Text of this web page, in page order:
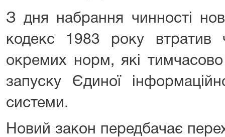
З дня набрання чинності
кодекс 1983 року втратив
окремих норм, які
запуску Єдиної
системи.
Новий закон передбачає